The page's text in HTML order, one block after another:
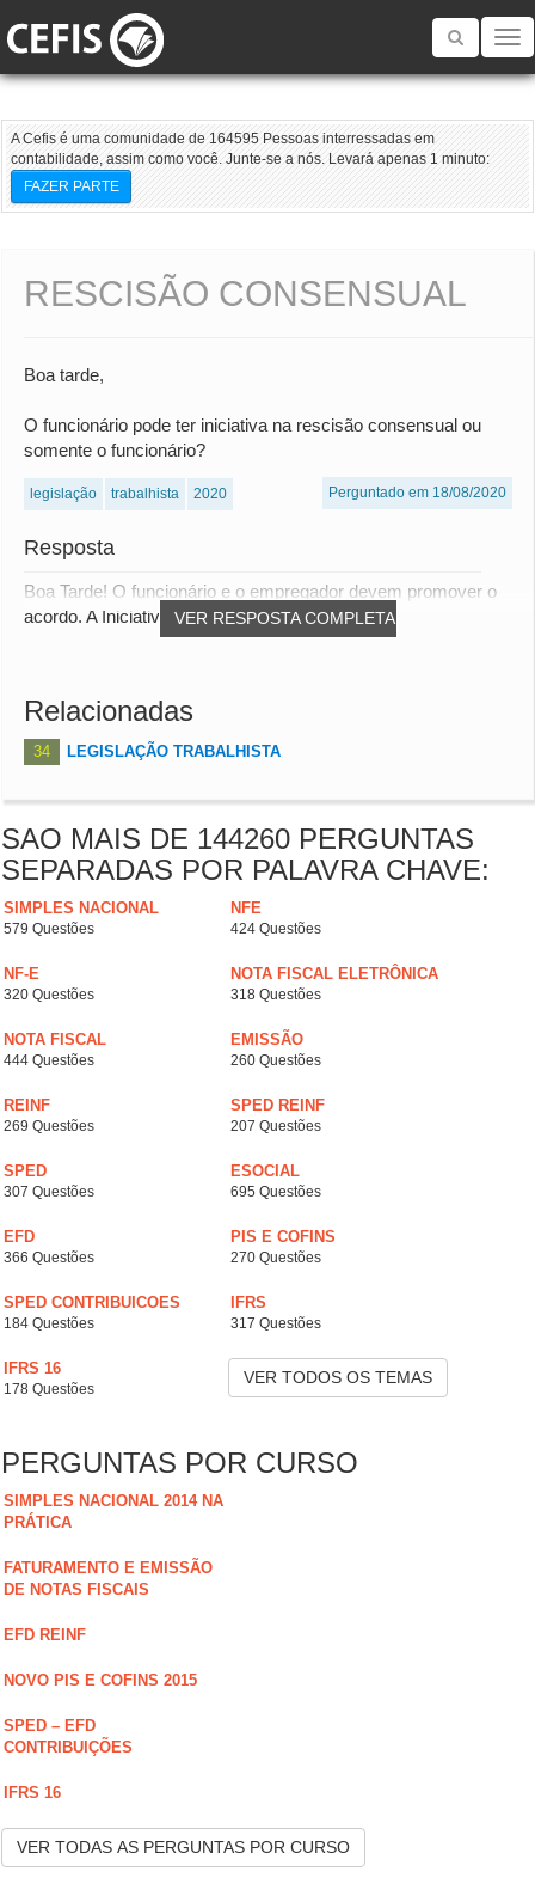
Toggle
A Cefis é uma comunidade de 164595 Pessoas interressadas em
contabilidade, assim como você. Junte-se a nós. Levará apenas 1 minuto:
FAZER PARTE
RESCISÃO CONSENSUAL
Boa tarde,
O funcionário pode ter iniciativa na rescisão consensual ou
somente o funcionário?
legislação trabalhista 2020 Perguntado em 18/08/2020
Resposta
VER RESPOSTA COMPLETA
Boa Tarde! O funcionário e o empregador devem promover o
acordo. A Iniciativa pode ser de ambos.
Relacionadas
34 LEGISLAÇÃO TRABALHISTA
SAO MAIS DE 144260 PERGUNTAS
SEPARADAS POR PALAVRA CHAVE:
SIMPLES NACIONAL
579 Questões
NFE
424 Questões
NF-E
320 Questões
NOTA FISCAL ELETRÔNICA
318 Questões
NOTA FISCAL
444 Questões
EMISSÃO
260 Questões
REINF
269 Questões
SPED REINF
207 Questões
SPED
307 Questões
ESOCIAL
695 Questões
EFD
366 Questões
PIS E COFINS
270 Questões
SPED CONTRIBUICOES
184 Questões
IFRS
317 Questões
IFRS 16
178 Questões
VER TODOS OS TEMAS
PERGUNTAS POR CURSO
SIMPLES NACIONAL 2014 NA
PRÁTICA
FATURAMENTO E EMISSÃO
DE NOTAS FISCAIS
EFD REINF
NOVO PIS E COFINS 2015
SPED – EFD
CONTRIBUIÇÕES
IFRS 16
VER TODAS AS PERGUNTAS POR CURSO